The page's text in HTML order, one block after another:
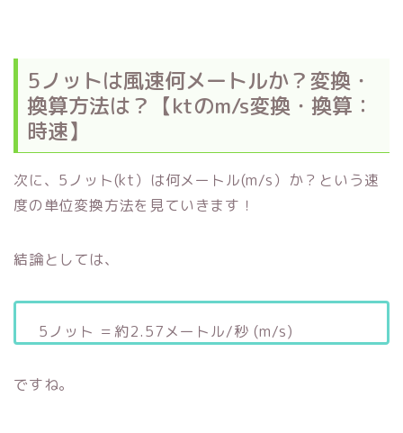
5ノットは風速何メートルか？変換・
換算方法は？【ktのm/s変換・換算：
時速】
次に、5ノット(kt）は何メートル(m/s）か？という速
度の単位変換方法を見ていきます！
結論としては、
5ノット ＝約2.57メートル/秒 (m/s)
ですね。